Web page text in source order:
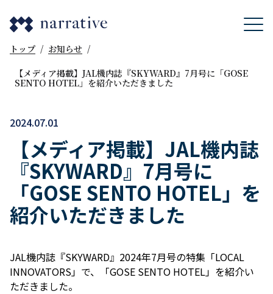
トップ / お知らせ /
【メディア掲載】JAL機内誌『SKYWARD』7月号に「GOSE
SENTO HOTEL」を紹介いただきました
2024.07.01
【メディア掲載】JAL機内誌
『SKYWARD』7月号に
「GOSE SENTO HOTEL」を
紹介いただきました
JAL機内誌『SKYWARD』2024年7月号の特集「LOCAL
INNOVATORS」で、「GOSE SENTO HOTEL」を紹介い
ただきました。